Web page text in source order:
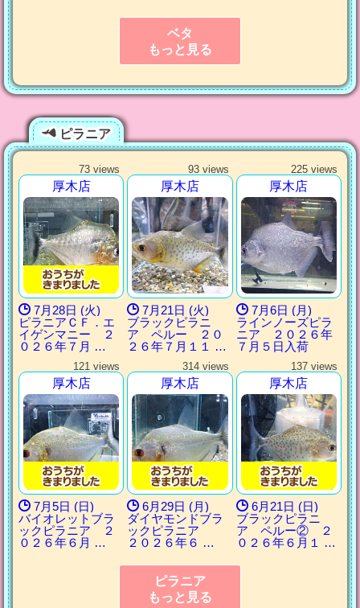
ベタ
もっと見る
ピラニア
73 views
厚木店
7月28日 (火)
ピラニアＣＦ．エ
イゲンマニー ２
０２６年７月 …
93 views
厚木店
7月21日 (火)
ブラックピラニ
ア ペルー ２０
２６年７月１１ …
225 views
厚木店
7月6日 (月)
ラインノーズピラ
ニア ２０２６年
７月５日入荷
121 views
厚木店
7月5日 (日)
バイオレットブラ
ックピラニア ２
０２６年６月 …
314 views
厚木店
6月29日 (月)
ダイヤモンドブラ
ックピラニア
２０２６年６ …
137 views
厚木店
6月21日 (日)
ブラックピラニ
ア ペルー② ２
０２６年６月１ …
ピラニア
もっと見る